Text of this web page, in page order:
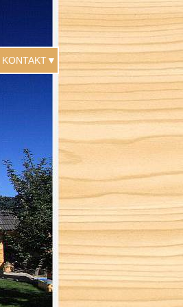
KONTAKT▼